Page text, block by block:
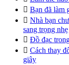
 Bạn đã làm
 Nhà bạn
sang trọng nhẹ
 Đồ đạc
 Cách thay
giây